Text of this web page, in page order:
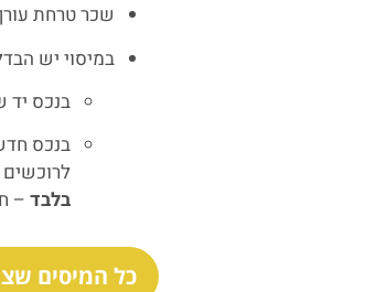
שכר טרחת עורך דין
במיסוי יש
בנכס יד
בלבד –
כל המיסים